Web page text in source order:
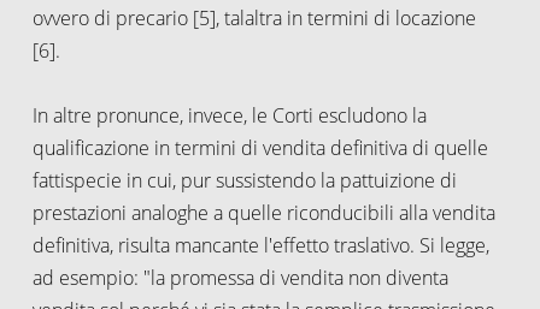
ovvero di precario [5], talaltra in termini di locazione
[6].
In altre pronunce, invece, le Corti escludono la
qualificazione in termini di vendita definitiva di quelle
fattispecie in cui, pur sussistendo la pattuizione di
prestazioni analoghe a quelle riconducibili alla vendita
definitiva, risulta mancante l'effetto traslativo. Si legge,
ad esempio: "la promessa di vendita non diventa